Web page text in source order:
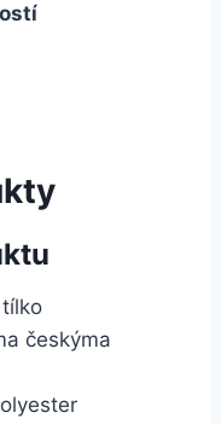
českýma